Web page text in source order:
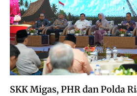
SKK Migas, PHR dan Polda